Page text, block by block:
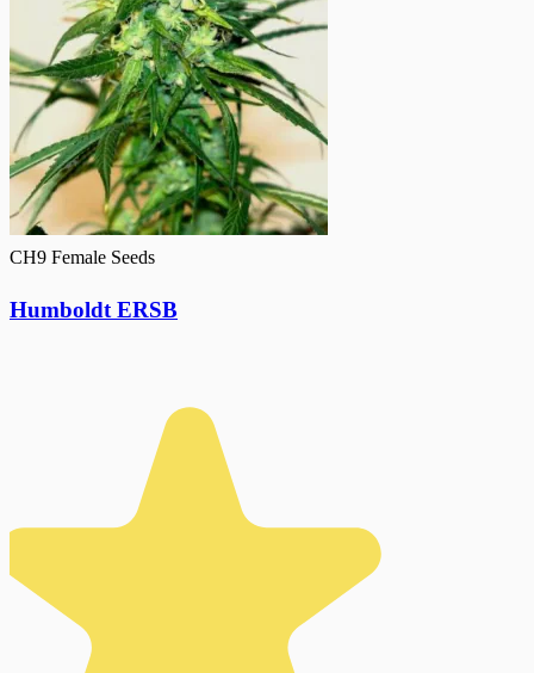
CH9 Female Seeds
Humboldt ERSB